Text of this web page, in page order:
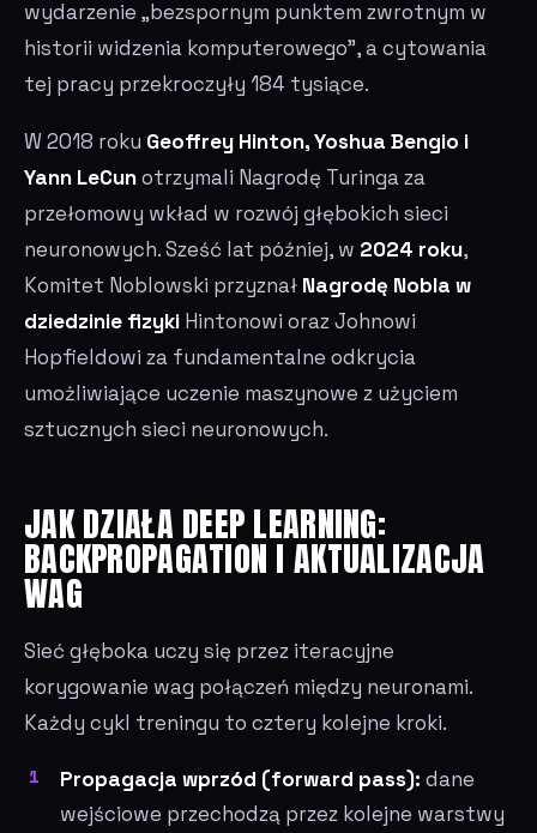
wydarzenie „bezspornym punktem zwrotnym w
historii widzenia komputerowego”, a cytowania
tej pracy przekroczyły 184 tysiące.
W 2018 roku Geoffrey Hinton, Yoshua Bengio i
Yann LeCunotrzymali Nagrodę Turinga za
przełomowy wkład w rozwój głębokich sieci
neuronowych. Sześć lat później, w 2024 roku,
Komitet Noblowski przyznał Nagrodę Nobla w
dziedzinie fizyki Hintonowi oraz Johnowi
Hopfieldowi za fundamentalne odkrycia
umożliwiające uczenie maszynowe z użyciem
sztucznych sieci neuronowych.
JAK DZIAŁA DEEP LEARNING:
BACKPROPAGATION I AKTUALIZACJA
WAG
Sieć głęboka uczy się przez iteracyjne
korygowanie wag połączeń między neuronami.
Każdy cykl treningu to cztery kolejne kroki.
Propagacja wprzód (forward pass): dane
wejściowe przechodzą przez kolejne warstwy